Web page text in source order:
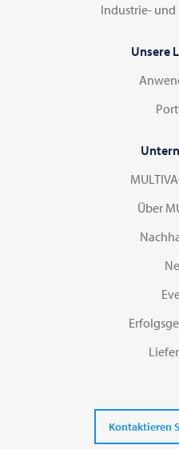
Industrie-
Unsere
Über
Kontaktieren